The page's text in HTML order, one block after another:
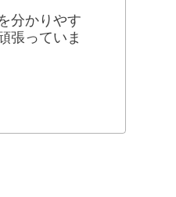
分かりやす
張っていま